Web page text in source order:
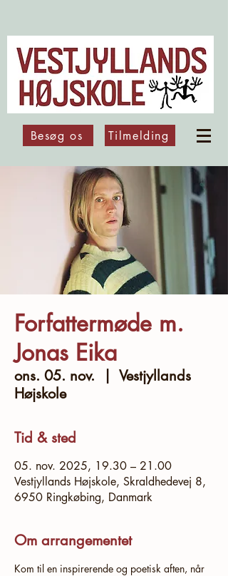
Besøg os Tilmelding
Forfattermøde m.
Jonas Eika
ons. 05. nov.
  |
Vestjyllands
Højskole
Tid & sted
05. nov. 2025, 19.30 – 21.00
Vestjyllands Højskole, Skraldhedevej 8,
6950 Ringkøbing, Danmark
Om arrangementet
Kom til en inspirerende og poetisk aften, når